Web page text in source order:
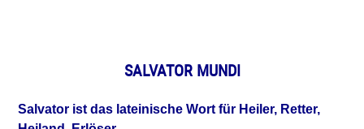
SALVATOR MUNDI
Salvator ist das lateinische Wort für Heiler, Retter,